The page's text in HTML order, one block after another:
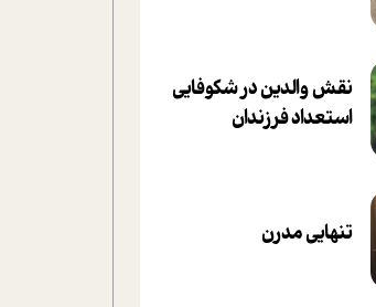
نقش والدین در شکوفا‌یی
ا‌ستعداد فرزندان‌
تنهایی مدرن